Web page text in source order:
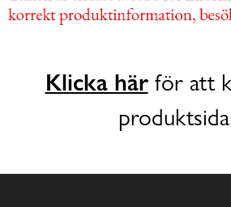
Klicka härför att